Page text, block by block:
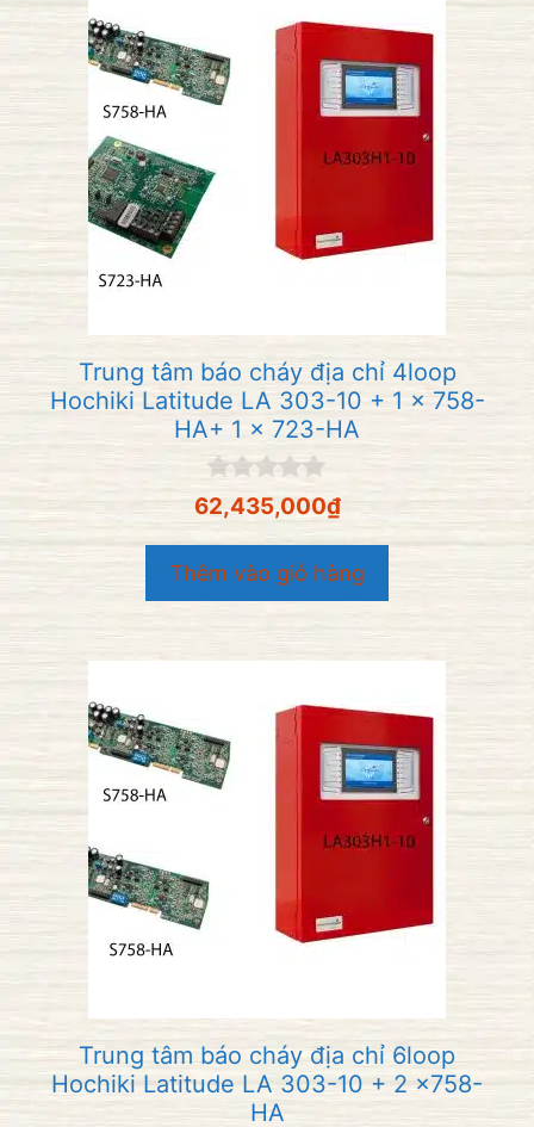
Trung tâm báo cháy địa chỉ 4loop
Hochiki Latitude LA 303-10 + 1 x 758-
HA+ 1 x 723-HA
0
n
g
o
à
i
62,435,000₫
Thêm vào giỏ hàng
Trung tâm báo cháy địa chỉ 6loop
Hochiki Latitude LA 303-10 + 2 x758-
HA